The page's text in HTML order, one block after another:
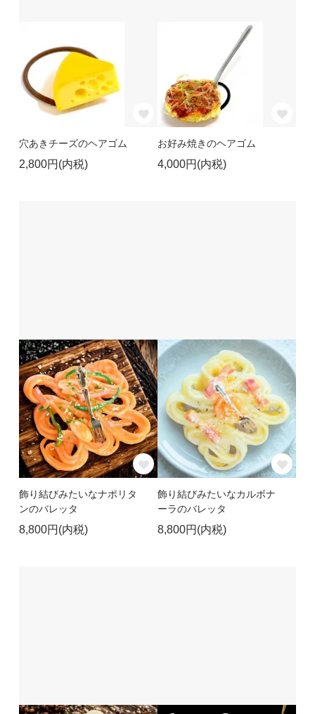
穴あきチーズのヘアゴム
2,800円(内税)
お好み焼きのヘアゴム
4,000円(内税)
飾り結びみたいなナポリタ
ンのバレッタ
8,800円(内税)
飾り結びみたいなカルボナ
ーラのバレッタ
8,800円(内税)